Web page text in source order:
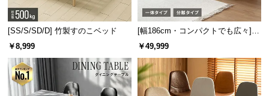
ブ
ロ
グ
企
業
[SS/S/SD/D] 竹製すのこベッド
￥8,999
[幅186cm・コンパクトでも広々] 3
人掛けソファベッド リクライニン
￥49,999